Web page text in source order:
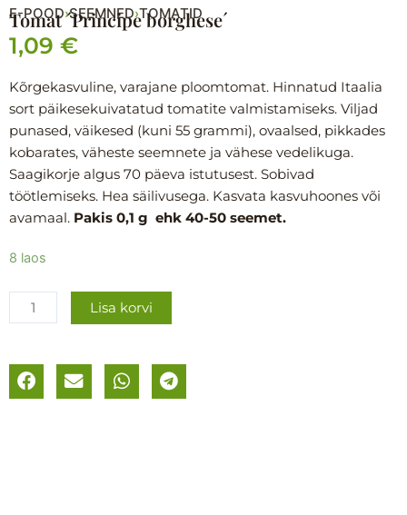
E-POOD›SEEMNED›TOMATID
Tomat ´Principe borghese´
1,09 €
Kõrgekasvuline, varajane ploomtomat. Hinnatud Itaalia
sort päikesekuivatatud tomatite valmistamiseks. Viljad
punased, väikesed (kuni 55 grammi), ovaalsed, pikkades
kobarates, väheste seemnete ja vähese vedelikuga.
Saagikorje algus 70 päeva istutusest. Sobivad
töötlemiseks. Hea säilivusega. Kasvata kasvuhoones või
avamaal. Pakis 0,1 g ehk 40-50 seemet.
8 laos
Tomat
borghese
´
Lisa korvi